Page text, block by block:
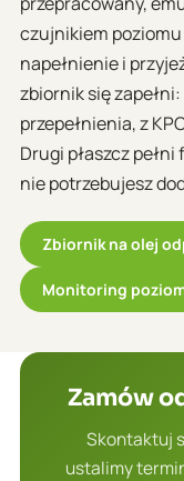
czujnikiem poziomu
napełnienie i
zbiornik się
przepełnienia, z
Drugi płaszcz
nie potrzebujesz
Zbiornik na olej
Monitoring
Zamów
Skontaktuj
ustalimy